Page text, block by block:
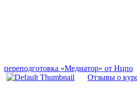
переподготовка «Медиатор» от Нцпо
Отзывы о